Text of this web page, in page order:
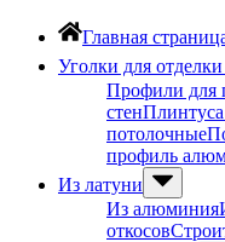
Главная
Уголки для отделки
Профили для
стен
потолочные
профиль
Из латуни
Из алюминия
откосов